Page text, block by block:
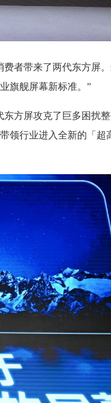
者带来了两代东方屏
旗舰屏幕新标准。”
方屏攻克了巨多困扰
领行业进入全新的「超